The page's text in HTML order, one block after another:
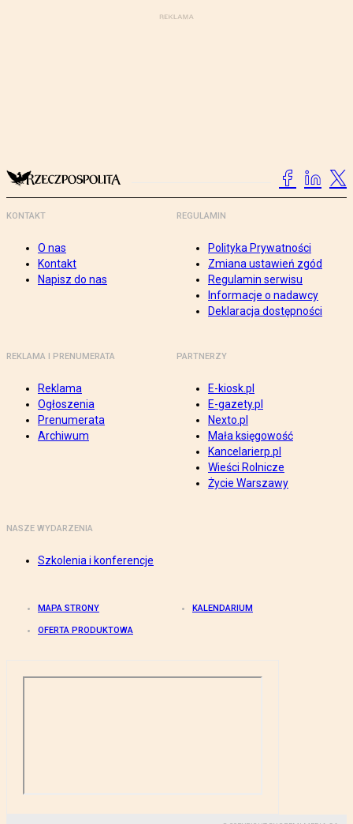
KONTAKT
O nas
Kontakt
Napisz do nas
REGULAMIN
Polityka Prywatności
Zmiana ustawień zgód
Regulamin serwisu
Informacje o nadawcy
Deklaracja dostępności
REKLAMA I PRENUMERATA
Reklama
Ogłoszenia
Prenumerata
Archiwum
PARTNERZY
E-kiosk.pl
E-gazety.pl
Nexto.pl
Mała księgowość
Kancelarierp.pl
Wieści Rolnicze
Życie Warszawy
NASZE WYDARZENIA
Szkolenia i konferencje
MAPA STRONY KALENDARIUM
OFERTA PRODUKTOWA